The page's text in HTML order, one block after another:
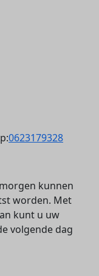
0623179328
kunnen
worden. Met
kunt u uw
volgende dag